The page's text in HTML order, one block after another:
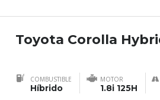
Toyota Corolla
COMBUSTIBLE
Híbrido
MOTOR
1.8i 125H